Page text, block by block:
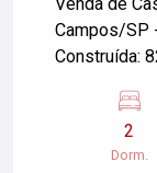
Venda de
Campos/SP - Dormitórios: 2 - Garagens: 2 - Área
Construída:
praticidade
de São 2
Dorm.